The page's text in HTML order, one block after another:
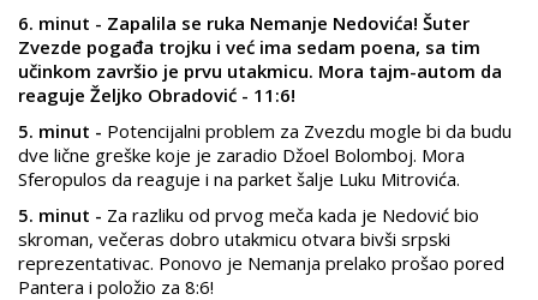
6. minut - Zapalila se ruka Nemanje Nedovića! Šuter
Zvezde pogađa trojku i već ima sedam poena, sa tim
učinkom završio je prvu utakmicu. Mora tajm-autom da
reaguje Željko Obradović - 11:6!
5. minut - Potencijalni problem za Zvezdu mogle bi da budu
dve lične greške koje je zaradio Džoel Bolomboj. Mora
Sferopulos da reaguje i na parket šalje Luku Mitrovića.
5. minut - Za razliku od prvog meča kada je Nedović bio
skroman, večeras dobro utakmicu otvara bivši srpski
reprezentativac. Ponovo je Nemanja prelako prošao pored
Pantera i položio za 8:6!